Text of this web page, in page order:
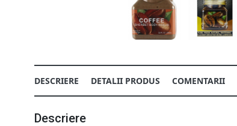
DESCRIERE DETALII PRODUS COMENTARII
Descriere